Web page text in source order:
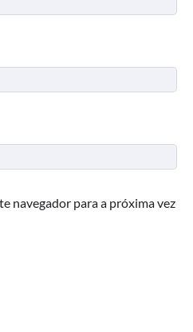
navegador para a próxima vez